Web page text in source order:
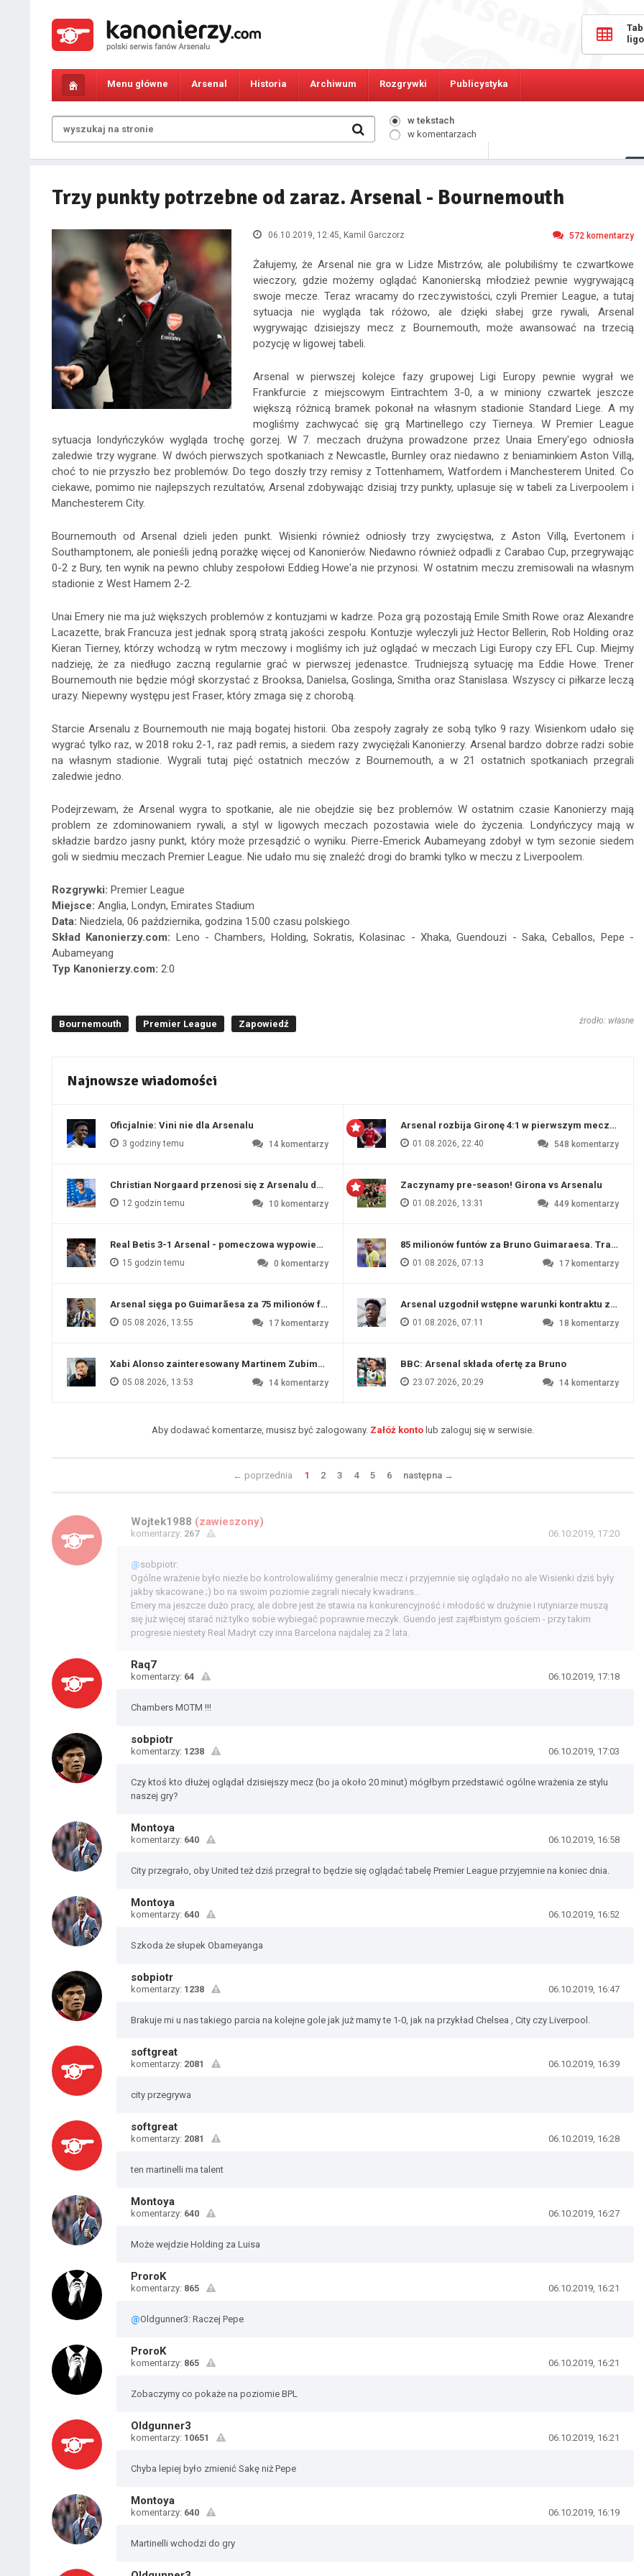
Menu główne Arsenal Historia Archiwum Rozgrywki Publicystyka
w tekstach
w komentarzach
Trzy punkty potrzebne od zaraz. Arsenal - Bournemouth
06.10.2019, 12:45, Kamil Garczorz 572 komentarzy
Żałujemy, że Arsenal nie gra w Lidze Mistrzów, ale polubiliśmy te czwartkowe
wieczory, gdzie możemy oglądać Kanonierską młodzież pewnie wygrywającą
swoje mecze. Teraz wracamy do rzeczywistości, czyli Premier League, a tutaj
sytuacja nie wygląda tak różowo, ale dzięki słabej grze rywali, Arsenal
wygrywając dzisiejszy mecz z Bournemouth, może awansować na trzecią
pozycję w ligowej tabeli.
Arsenal w pierwszej kolejce fazy grupowej Ligi Europy pewnie wygrał we
Frankfurcie z miejscowym Eintrachtem 3-0, a w miniony czwartek jeszcze
większą różnicą bramek pokonał na własnym stadionie Standard Liege. A my
mogliśmy zachwycać się grą Martinellego czy Tierneya. W Premier League
sytuacja londyńczyków wygląda trochę gorzej. W 7. meczach drużyna prowadzone przez Unaia Emery'ego odniosła
zaledwie trzy wygrane. W dwóch pierwszych spotkaniach z Newcastle, Burnley oraz niedawno z beniaminkiem Aston Villą,
choć to nie przyszło bez problemów. Do tego doszły trzy remisy z Tottenhamem, Watfordem i Manchesterem United. Co
ciekawe, pomimo nie najlepszych rezultatów, Arsenal zdobywając dzisiaj trzy punkty, uplasuje się w tabeli za Liverpoolem i
Manchesterem City.
Bournemouth od Arsenal dzieli jeden punkt. Wisienki również odniosły trzy zwycięstwa, z Aston Villą, Evertonem i
Southamptonem, ale ponieśli jedną porażkę więcej od Kanonierów. Niedawno również odpadli z Carabao Cup, przegrywając
0-2 z Bury, ten wynik na pewno chluby zespołowi Eddieg Howe'a nie przynosi. W ostatnim meczu zremisowali na własnym
stadionie z West Hamem 2-2.
Unai Emery nie ma już większych problemów z kontuzjami w kadrze. Poza grą pozostają Emile Smith Rowe oraz Alexandre
Lacazette, brak Francuza jest jednak sporą stratą jakości zespołu. Kontuzje wyleczyli już Hector Bellerin, Rob Holding oraz
Kieran Tierney, którzy wchodzą w rytm meczowy i mogliśmy ich już oglądać w meczach Ligi Europy czy EFL Cup. Miejmy
nadzieję, że za niedługo zaczną regularnie grać w pierwszej jedenastce. Trudniejszą sytuację ma Eddie Howe. Trener
Bournemouth nie będzie mógł skorzystać z Brooksa, Danielsa, Goslinga, Smitha oraz Stanislasa. Wszyscy ci piłkarze leczą
urazy. Niepewny występu jest Fraser, który zmaga się z chorobą.
Starcie Arsenalu z Bournemouth nie mają bogatej historii. Oba zespoły zagrały ze sobą tylko 9 razy. Wisienkom udało się
wygrać tylko raz, w 2018 roku 2-1, raz padł remis, a siedem razy zwyciężali Kanonierzy. Arsenal bardzo dobrze radzi sobie
na własnym stadionie. Wygrali tutaj pięć ostatnich meczów z Bournemouth, a w 21 ostatnich spotkaniach przegrali
zaledwie jedno.
Podejrzewam, że Arsenal wygra to spotkanie, ale nie obejdzie się bez problemów. W ostatnim czasie Kanonierzy mają
problem ze zdominowaniem rywali, a styl w ligowych meczach pozostawia wiele do życzenia. Londyńczycy mają w
składzie bardzo jasny punkt, który może przesądzić o wyniku. Pierre-Emerick Aubameyang zdobył w tym sezonie siedem
goli w siedmiu meczach Premier League. Nie udało mu się znaleźć drogi do bramki tylko w meczu z Liverpoolem.
Rozgrywki: Premier League
Miejsce: Anglia, Londyn, Emirates Stadium
Data: Niedziela, 06 października, godzina 15:00 czasu polskiego
Skład Kanonierzy.com: Leno - Chambers, Holding, Sokratis, Kolasinac - Xhaka, Guendouzi - Saka, Ceballos, Pepe -
Aubameyang
Typ Kanonierzy.com: 2:0
Bournemouth Premier League Zapowiedź źrodło: własne
Najnowsze wiadomości
Oficjalnie: Vini nie dla Arsenalu
3 godziny temu 14 komentarzy
Christian Norgaard przenosi się z Arsenalu do Evertonu
12 godzin temu 10 komentarzy
Real Betis 3-1 Arsenal - pomeczowa wypowiedź Artety
15 godzin temu 0 komentarzy
Arsenal sięga po Guimarãesa za 75 milionów funtów
05.08.2026, 13:55 17 komentarzy
Xabi Alonso zainteresowany Martinem Zubimendim
05.08.2026, 13:53 14 komentarzy
Arsenal rozbija Gironę 4:1 w pierwszym meczu
01.08.2026, 22:40 548 komentarzy
Zaczynamy pre-season! Girona vs Arsenalu
01.08.2026, 13:31 449 komentarzy
85 milionów funtów za Bruno Guimaraesa. Transfer
01.08.2026, 07:13 17 komentarzy
Arsenal uzgodnił wstępne warunki kontraktu z
01.08.2026, 07:11 18 komentarzy
BBC: Arsenal składa ofertę za Bruno
23.07.2026, 20:29 14 komentarzy
Aby dodawać komentarze, musisz być zalogowany. Załóż konto lub zaloguj się w serwisie.
← poprzednia 1 2 3 4 5 6 następna →
Wojtek1988 (zawieszony)
komentarzy: 267 06.10.2019, 17:20
@sobpiotr:
Ogólne wrażenie było niezłe bo kontrolowaliśmy generalnie mecz i przyjemnie się oglądało no ale Wisienki dziś były
jakby skacowane ;) bo na swoim poziomie zagrali niecały kwadrans...
Emery ma jeszcze dużo pracy, ale dobre jest że stawia na konkurencyjność i młodość w drużynie i rutyniarze muszą
się już więcej starać niż tylko sobie wybiegać poprawnie meczyk. Guendo jest zaj#bistym gościem - przy takim
progresie niestety Real Madryt czy inna Barcelona najdalej za 2 lata.
Raq7
komentarzy: 64 06.10.2019, 17:18
Chambers MOTM !!!
sobpiotr
komentarzy: 1238 06.10.2019, 17:03
Czy ktoś kto dłużej oglądał dzisiejszy mecz (bo ja około 20 minut) mógłbym przedstawić ogólne wrażenia ze stylu
naszej gry?
Montoya
komentarzy: 640 06.10.2019, 16:58
City przegrało, oby United też dziś przegrał to będzie się oglądać tabelę Premier League przyjemnie na koniec dnia.
Montoya
komentarzy: 640 06.10.2019, 16:52
Szkoda że słupek Obameyanga
sobpiotr
komentarzy: 1238 06.10.2019, 16:47
Brakuje mi u nas takiego parcia na kolejne gole jak już mamy te 1-0, jak na przykład Chelsea , City czy Liverpool.
softgreat
komentarzy: 2081 06.10.2019, 16:39
city przegrywa
softgreat
komentarzy: 2081 06.10.2019, 16:28
ten martinelli ma talent
Montoya
komentarzy: 640 06.10.2019, 16:27
Może wejdzie Holding za Luisa
ProroK
komentarzy: 865 06.10.2019, 16:21
@Oldgunner3: Raczej Pepe
ProroK
komentarzy: 865 06.10.2019, 16:21
Zobaczymy co pokaże na poziomie BPL
Oldgunner3
komentarzy: 10651 06.10.2019, 16:21
Chyba lepiej było zmienić Sakę niż Pepe
Montoya
komentarzy: 640 06.10.2019, 16:19
Martinelli wchodzi do gry